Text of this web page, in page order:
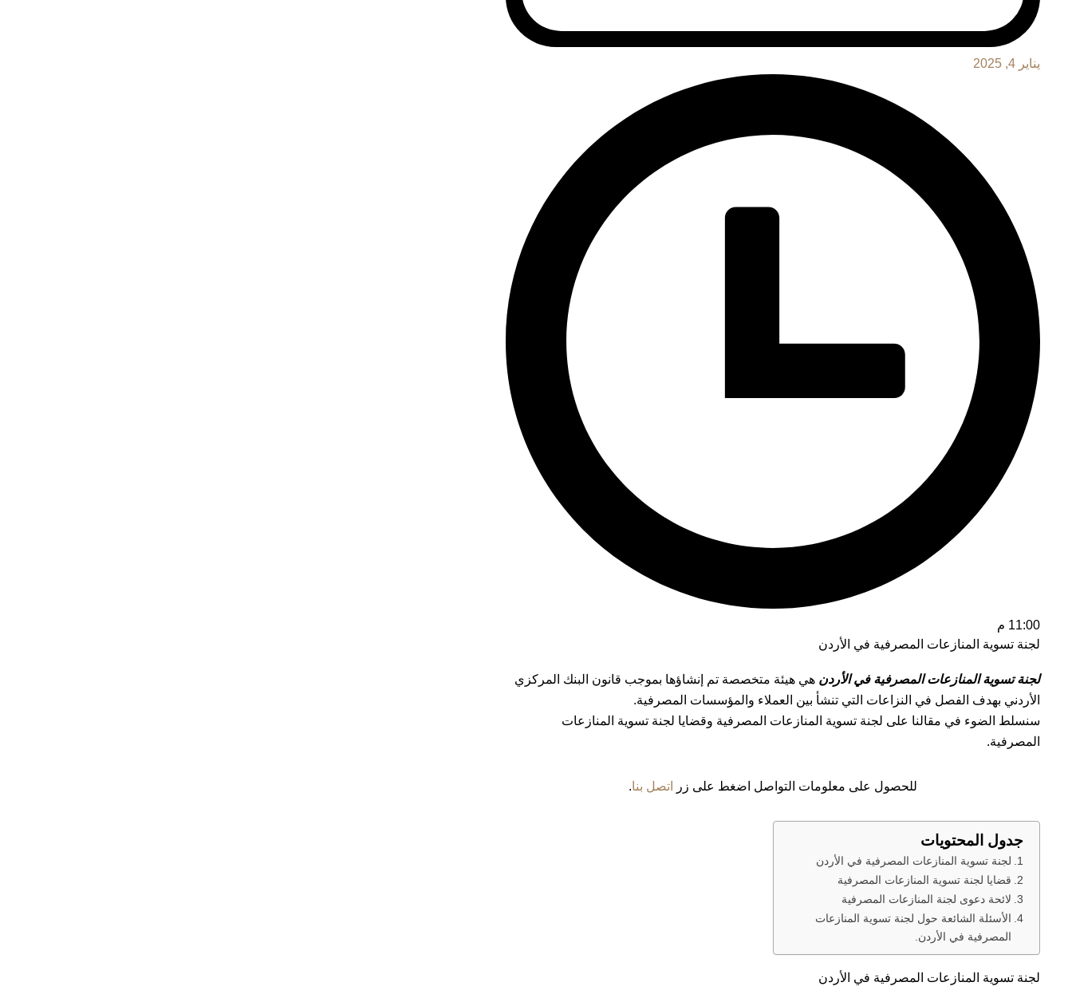
يناير 4, 2025
11:00 م
لجنة تسوية المنازعات المصرفية في الأردن
لجنة تسوية المنازعات المصرفية في الأردن هي هيئة متخصصة تم إنشاؤها بموجب قانون البنك المركزي
الأردني بهدف الفصل في النزاعات التي تنشأ بين العملاء والمؤسسات المصرفية.
سنسلط الضوء في مقالنا على لجنة تسوية المنازعات المصرفية وقضايا لجنة تسوية المنازعات
المصرفية.
للحصول على معلومات التواصل اضغط على زر اتصل بنا.
جدول المحتويات
لجنة تسوية المنازعات المصرفية في الأردن
قضايا لجنة تسوية المنازعات المصرفية
لائحة دعوى لجنة المنازعات المصرفية
الأسئلة الشائعة حول لجنة تسوية المنازعات
المصرفية في الأردن.
لجنة تسوية المنازعات المصرفية في الأردن